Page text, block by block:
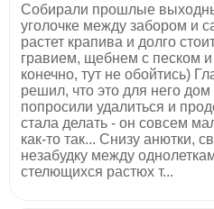
Собирали прошлые
уголочке между забором и
растет крапива и долго
гравием, щебнем с песком
конечно, тут не обойтись)
решил, что это для него
попросили удалиться и
стала делать - он совсем
как-то так... Снизу анютки,
незабудку между
стелющихся растюх т...